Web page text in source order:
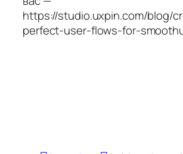
https://studio.uxpin.com/blog/
perfect-user-flows-for-